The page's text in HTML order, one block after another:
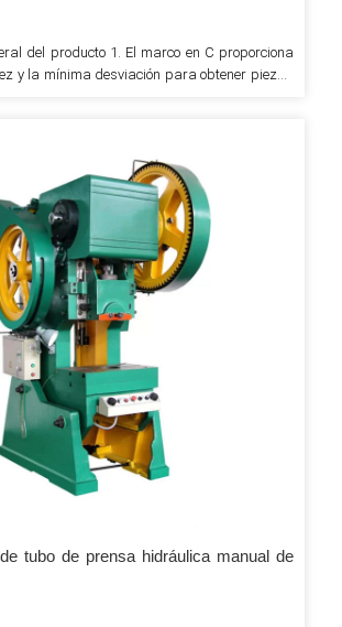
del producto 1. El marco en C proporciona
y la mínima desviación para obtener piezas
que necesita para su aplicación exigente. 2.
ancho que elimina la vibración para mejorar...
tubo de prensa hidráulica manual de